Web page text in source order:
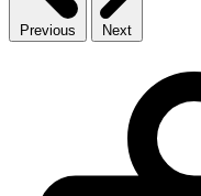
Previous Next